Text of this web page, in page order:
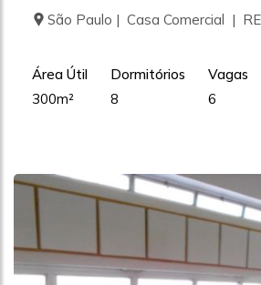
São Paulo | Casa Comercial |
Área Útil
300m²
Dormitórios
8
Vagas
6